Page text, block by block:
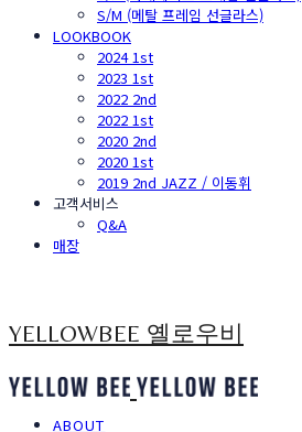
S/M (메탈 프레임 선글라스)
LOOKBOOK
2024 1st
2023 1st
2022 2nd
2022 1st
2020 2nd
2020 1st
2019 2nd JAZZ / 이동휘
고객서비스
Q&A
매장
YELLOWBEE 옐로우비
ABOUT